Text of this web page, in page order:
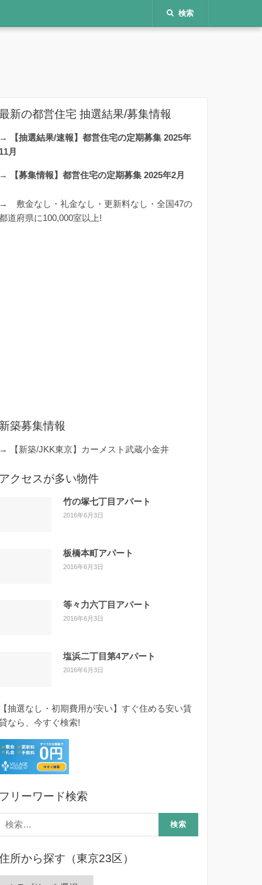
検索
新の都営住宅 抽選結果/募集情報
→
【抽選結果/速報】都営住宅の定期募集 2025年
11月
→ 【募集情報】都営住宅の定期募集 2025年2月
→ 敷金なし・礼金なし・更新料なし・全国47の
道府県に100,000室以上!
新築募集情報
→ 【新築/JKK東京】カーメスト武蔵小金井
アクセスが多い物件
竹の塚七丁目アパート
2016年6月3日
板橋本町アパート
2016年6月3日
等々力六丁目アパート
2016年6月3日
塩浜二丁目第4アパート
2016年6月3日
【抽選なし・初期費用が安い】すぐ住める安い賃
なら、今すぐ検索!
フリーワード検索
検
索:
所から探す（東京23区）